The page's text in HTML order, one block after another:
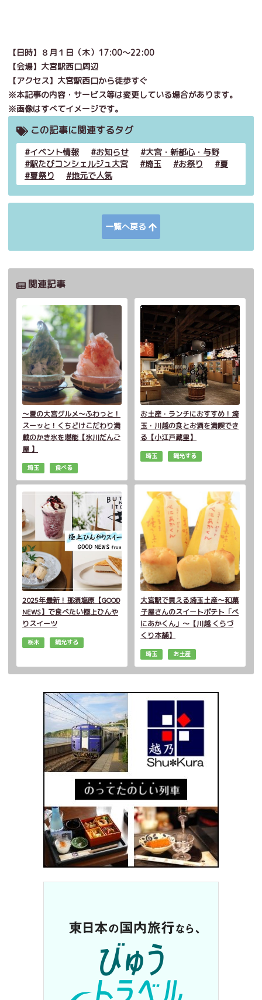
【日時】８月１日（木） 17:00～22:00
【会場】大宮駅西口周辺
【アクセス】大宮駅西口から徒歩すぐ
※本記事の内容・サービス等は変更している場合があります。
※画像はすべてイメージです。
この記事に関連するタグ
イベント情報 お知らせ
大宮・新都心・与野
駅たびコンシェルジュ大宮
埼玉 お祭り
夏
夏祭り
地元で人気
一覧へ戻る
関連記事
～夏の大宮グルメ～ふわっと！
スーッと！くちどけこだわり満
載のかき氷を堪能【氷川だんご
屋 】
埼玉 食べる
お土産・ランチにおすすめ！埼
玉・川越の食とお酒を満喫でき
る【小江戸蔵里】
埼玉 観光する
2025年最新！那須塩原【GOOD
NEWS】で食べたい極上ひんや
りスイーツ
栃木 観光する
大宮駅で買える埼玉土産～和菓
子屋さんのスイートポテト「べ
にあかくん」～【川越 くらづ
くり本舗】
埼玉 お土産